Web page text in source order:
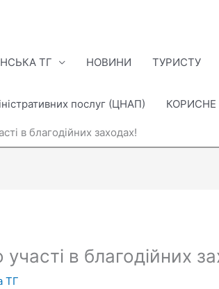
ТГ НОВИНИ ТУРИСТУ
послуг (ЦНАП) КОРИСНЕ
в благодійних заходах!
в благодійних
ТГ